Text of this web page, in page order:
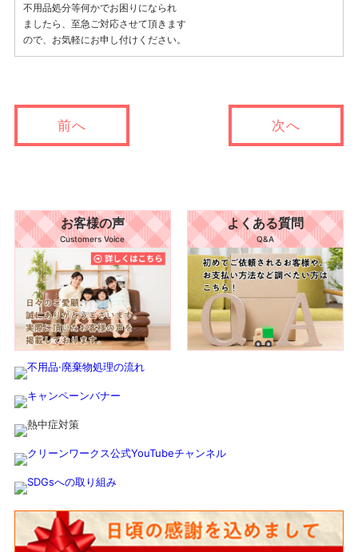
不用品処分等何かでお困りになられ
ましたら、至急ご対応させて頂きます
ので、お気軽にお申し付けください。
前へ 次へ
お客様の声
Customers Voice
よくある質問
Q&A